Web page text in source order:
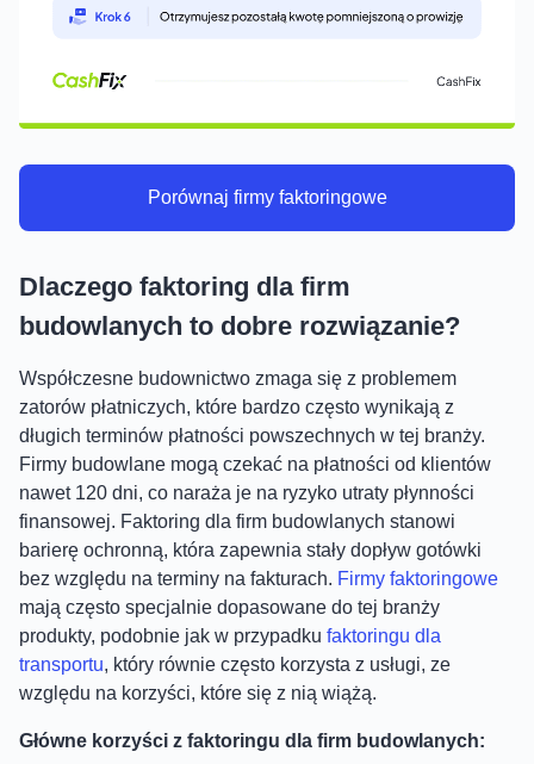
Porównaj firmy faktoringowe
Dlaczego faktoring dla firm
budowlanych to dobre rozwiązanie?
Współczesne budownictwo zmaga się z problemem
zatorów płatniczych, które bardzo często wynikają z
długich terminów płatności powszechnych w tej branży.
Firmy budowlane mogą czekać na płatności od klientów
nawet 120 dni, co naraża je na ryzyko utraty płynności
finansowej. Faktoring dla firm budowlanych stanowi
barierę ochronną, która zapewnia stały dopływ gotówki
bez względu na terminy na fakturach. Firmy faktoringowe
mają często specjalnie dopasowane do tej branży
produkty, podobnie jak w przypadku faktoringu dla
transportu, który równie często korzysta z usługi, ze
względu na korzyści, które się z nią wiążą.
Główne korzyści z faktoringu dla firm budowlanych: